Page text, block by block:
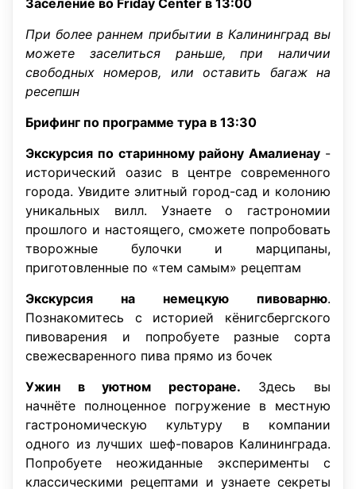
Заселение во Friday Center в 13:00
При более раннем прибытии в Калининград вы
можете заселиться раньше, при наличии
свободных номеров, или оставить багаж на
ресепшн
Брифинг по программе тура в 13:30
Экскурсия по старинному району Амалиенау -
исторический оазис в центре современного
города. Увидите элитный город-сад и колонию
уникальных вилл. Узнаете о гастрономии
прошлого и настоящего, сможете попробовать
творожные булочки и марципаны,
приготовленные по «тем самым» рецептам
Экскурсия на немецкую пивоварню.
Познакомитесь с историей кёнигсбергского
пивоварения и попробуете разные сорта
свежесваренного пива прямо из бочек
Ужин в уютном ресторане. Здесь вы
начнёте полноценное погружение в местную
гастрономическую культуру в компании
одного из лучших шеф-поваров Калининграда.
Попробуете неожиданные эксперименты с
классическими рецептами и узнаете секреты